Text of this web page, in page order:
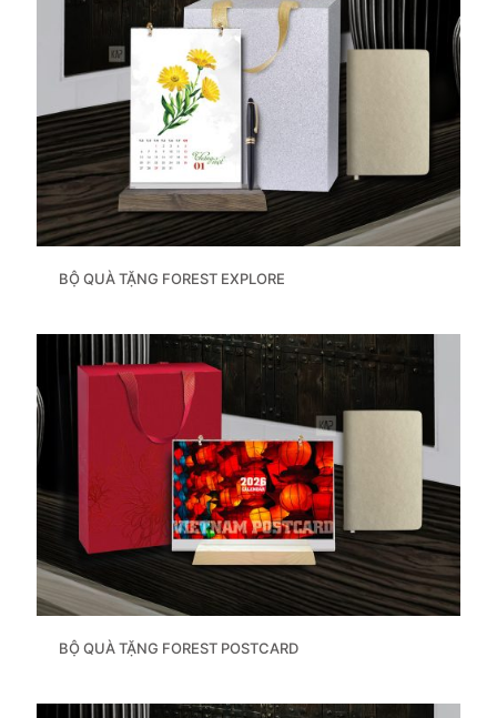
BỘ QUÀ TẶNG FOREST EXPLORE
BỘ QUÀ TẶNG FOREST POSTCARD